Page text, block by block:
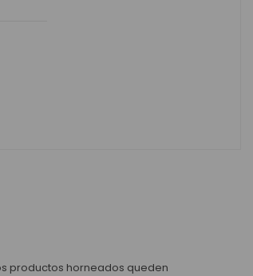
productos horneados queden